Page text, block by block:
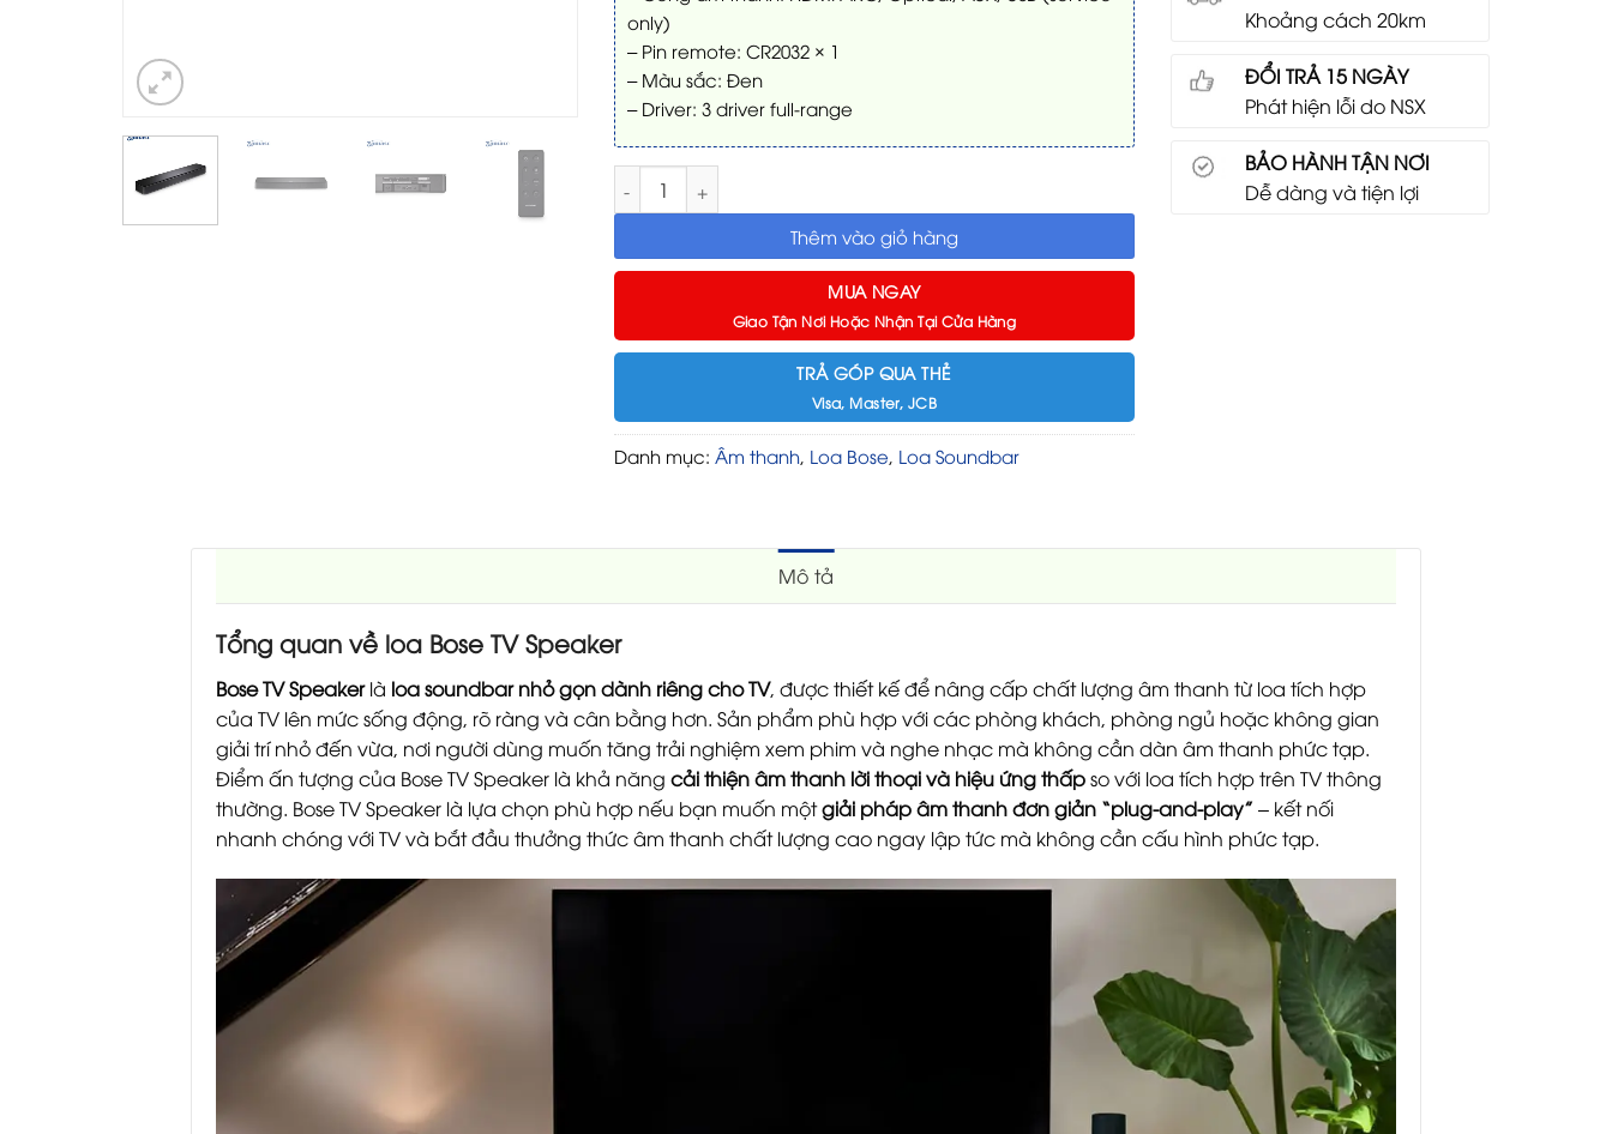
only)
– Pin remote: CR2032 × 1
– Màu sắc: Đen
– Driver: 3 driver full-range
Loa Bose TV Speaker – Nâng cấp âm thanh TV rõ nét, dễ kết nối số lượng
Thêm vào giỏ hàng
MUA NGAY
Giao Tận Nơi Hoặc Nhận Tại Cửa Hàng
TRẢ GÓP QUA THẺ
Visa, Master, JCB
Danh mục: Âm thanh, Loa Bose, Loa Soundbar
Khoảng cách 20km
ĐỔI TRẢ 15 NGÀY
Phát hiện lỗi do NSX
BẢO HÀNH TẬN NƠI
Dễ dàng và tiện lợi
Mô tả
Tổng quan về loa Bose TV Speaker
Bose TV Speakerlà loa soundbar nhỏ gọn dành riêng cho TV, được thiết kế để nâng cấp chất lượng âm thanh từ loa tích hợp
của TV lên mức sống động, rõ ràng và cân bằng hơn. Sản phẩm phù hợp với các phòng khách, phòng ngủ hoặc không gian
giải trí nhỏ đến vừa, nơi người dùng muốn tăng trải nghiệm xem phim và nghe nhạc mà không cần dàn âm thanh phức tạp.
Điểm ấn tượng của Bose TV Speaker là khả năng cải thiện âm thanh lời thoại và hiệu ứng thấpso với loa tích hợp trên TV thông
thường. Bose TV Speaker là lựa chọn phù hợp nếu bạn muốn mộtgiải pháp âm thanh đơn giản “plug-and-play”– kết nối
nhanh chóng với TV và bắt đầu thưởng thức âm thanh chất lượng cao ngay lập tức mà không cần cấu hình phức tạp.